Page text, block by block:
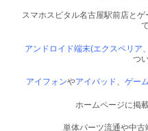
スマホスピタル名古屋駅前店と
アンドロイド端末(エクスペリア
つ
アイフォンやアイパッド、 ゲー
ホームページに掲
単体パーツ流通や中古